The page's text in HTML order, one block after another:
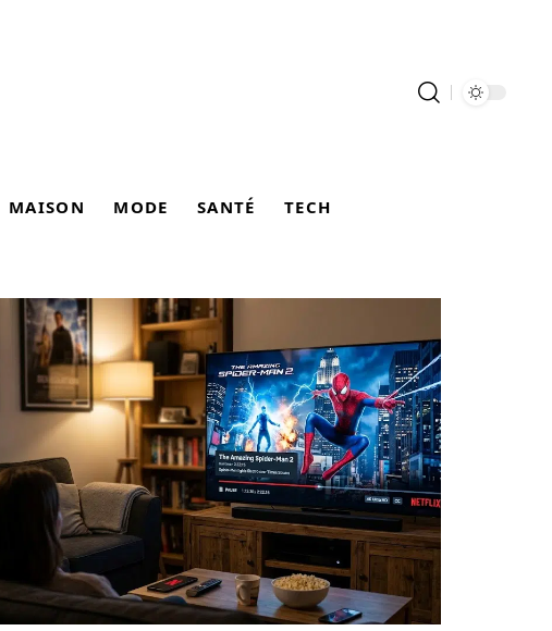
MAISON MODE SANTÉ TECH